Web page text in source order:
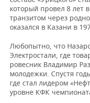
который провел 8 лет
транзитом через
оказался в Казани в
Любопытно, что
Электростали, где
ровесник Владимир
молодежки. Спустя
где стал лидером
уровне КФК